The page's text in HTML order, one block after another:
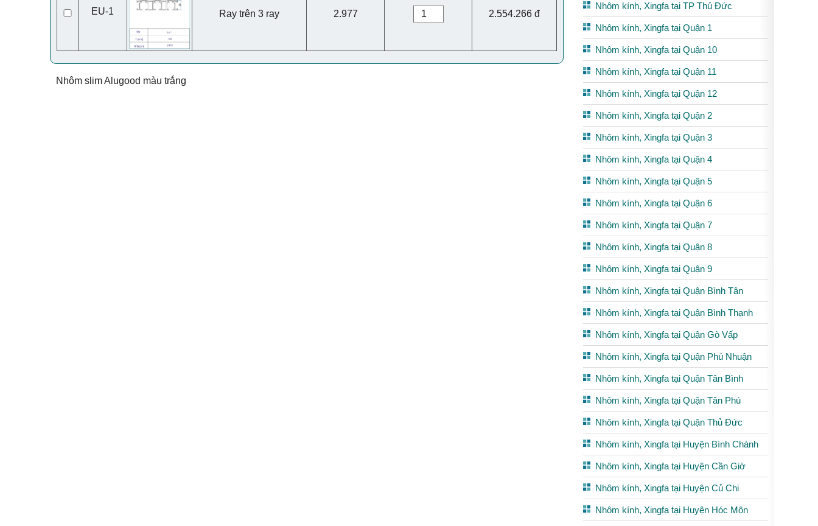
EU-1 Ray trên 3 ray 2.977 2.554.266 đ
Nhôm slim Alugood màu trắng
Nhôm kính, Xingfa tại TP Thủ Đức
Nhôm kính, Xingfa tại Quận 1
Nhôm kính, Xingfa tại Quận 10
Nhôm kính, Xingfa tại Quận 11
Nhôm kính, Xingfa tại Quận 12
Nhôm kính, Xingfa tại Quận 2
Nhôm kính, Xingfa tại Quận 3
Nhôm kính, Xingfa tại Quận 4
Nhôm kính, Xingfa tại Quận 5
Nhôm kính, Xingfa tại Quận 6
Nhôm kính, Xingfa tại Quận 7
Nhôm kính, Xingfa tại Quận 8
Nhôm kính, Xingfa tại Quận 9
Nhôm kính, Xingfa tại Quận Bình Tân
Nhôm kính, Xingfa tại Quận Bình Thạnh
Nhôm kính, Xingfa tại Quận Gò Vấp
Nhôm kính, Xingfa tại Quận Phú Nhuận
Nhôm kính, Xingfa tại Quận Tân Bình
Nhôm kính, Xingfa tại Quận Tân Phú
Nhôm kính, Xingfa tại Quận Thủ Đức
Nhôm kính, Xingfa tại Huyện Bình Chánh
Nhôm kính, Xingfa tại Huyện Cần Giờ
Nhôm kính, Xingfa tại Huyện Củ Chi
Nhôm kính, Xingfa tại Huyện Hóc Môn